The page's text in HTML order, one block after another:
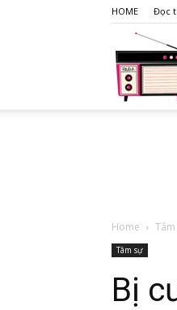
HOME Đọc
Home
Tâm sự
Bị